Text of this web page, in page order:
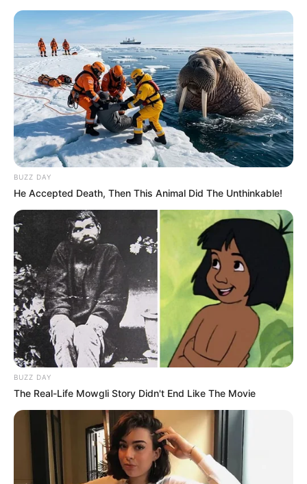
BUZZ DAY
He Accepted Death, Then This Animal Did The Unthinkable!
BUZZ DAY
The Real-Life Mowgli Story Didn't End Like The Movie